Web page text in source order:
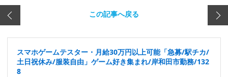
この記事へ戻る
スマホゲームテスター・月給30万円以上可能「急募/駅チカ/
土日祝休み/服装自由」ゲーム好き集まれ/岸和田市勤務/132
8